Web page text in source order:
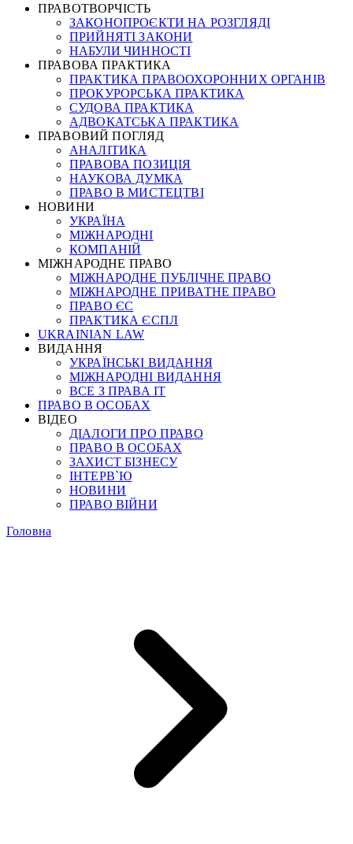
ПРАВОТВОРЧІСТЬ
ЗАКОНОПРОЄКТИ НА РОЗГЛЯДІ
ПРИЙНЯТІ ЗАКОНИ
НАБУЛИ ЧИННОСТІ
ПРАВОВА ПРАКТИКА
ПРАКТИКА ПРАВООХОРОННИХ ОРГАНІВ
ПРОКУРОРСЬКА ПРАКТИКА
СУДОВА ПРАКТИКА
АДВОКАТСЬКА ПРАКТИКА
ПРАВОВИЙ ПОГЛЯД
АНАЛІТИКА
ПРАВОВА ПОЗИЦІЯ
НАУКОВА ДУМКА
ПРАВО В МИСТЕЦТВІ
НОВИНИ
УКРАЇНА
МІЖНАРОДНІ
КОМПАНІЙ
МІЖНАРОДНЕ ПРАВО
МІЖНАРОДНЕ ПУБЛІЧНЕ ПРАВО
МІЖНАРОДНЕ ПРИВАТНЕ ПРАВО
ПРАВО ЄС
ПРАКТИКА ЄСПЛ
UKRAINIAN LAW
ВИДАННЯ
УКРАЇНСЬКІ ВИДАННЯ
МІЖНАРОДНІ ВИДАННЯ
ВСЕ З ПРАВА ІТ
ПРАВО В ОСОБАХ
ВІДЕО
ДІАЛОГИ ПРО ПРАВО
ПРАВО В ОСОБАХ
ЗАХИСТ БІЗНЕСУ
ІНТЕРВ`Ю
НОВИНИ
ПРАВО ВІЙНИ
Головна